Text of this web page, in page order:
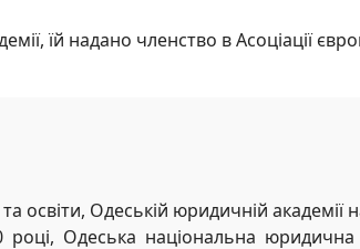
їй надано членство в Асоціації
Одеській юридичній академії
Одеська національна